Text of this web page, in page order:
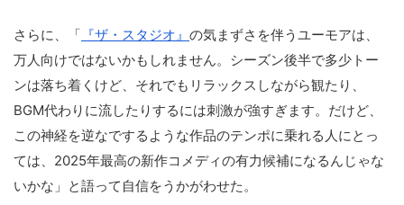
さらに、「 『ザ・スタジオ』 の気まずさを伴うユーモアは、
万人向けではないかもしれません。シーズン後半で多少トー
ンは落ち着くけど、それでもリラックスしながら観たり、
BGM代わりに流したりするには刺激が強すぎます。だけど、
この神経を逆なでするような作品のテンポに乗れる人にとっ
ては、2025年最高の新作コメディの有力候補になるんじゃな
いかな」と語って自信をうかがわせた。